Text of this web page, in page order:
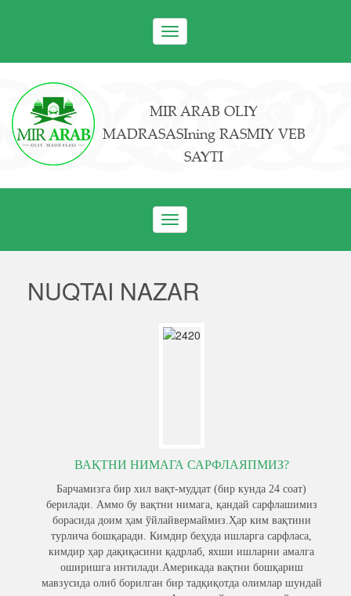
Toggle
navigation
MIR ARAB OLIY
MADRASASIning RASMIY VEB
SAYTI
Toggle
navigation
NUQTAI NAZAR
ВАҚТНИ НИМАГА САРФЛАЯПМИЗ?
Барчамизга бир хил вақт-муддат (бир кунда 24 соат)
берилади. Аммо бу вақтни нимага, қандай сарфлашимиз
борасида доим ҳам ўйлайвермаймиз.Ҳар ким вақтини
турлича бошқаради. Кимдир беҳуда ишларга сарфласа,
кимдир ҳар дақиқасини қадрлаб, яхши ишларни амалга
оширишга интилади.Америкада вақтни бошқариш
мавзусида олиб борилган бир тадқиқотда олимлар шундай